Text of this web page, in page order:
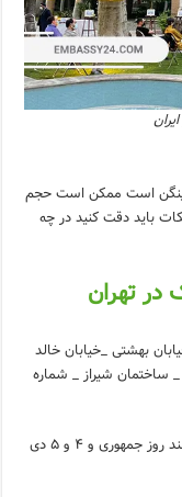
شینگن است ممکن است حجم
باید دقت کنید در چه
در تهران
بهشتی _خیابان خالد
ساختمان شیراز _ شماره
در ضمن سفارت در روزهای تعطیل رسمی ایتالیا مانند روز جمهوری و ۴ و ۵ دی